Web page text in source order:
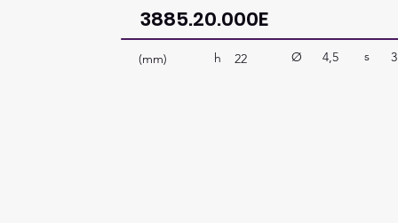
3885.20.000E
(mm) 22
h Ø 4,5 s 3